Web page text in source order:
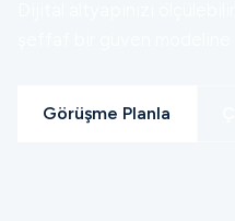
Görüşme Planla